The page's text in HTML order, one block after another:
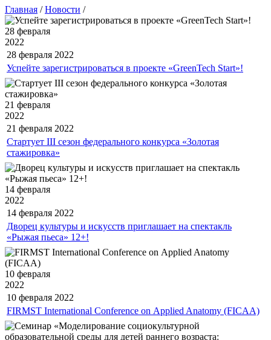
Главная /Новости /
28 февраля
2022
28 февраля 2022
Успейте зарегистрироваться в проекте «GreenTech Start»!
21 февраля
2022
21 февраля 2022
Стартует III сезон федерального конкурса «Золотая
стажировка»
14 февраля
2022
14 февраля 2022
Дворец культуры и искусств приглашает на спектакль
«Рыжая пьеса» 12+!
10 февраля
2022
10 февраля 2022
FIRMST International Conference on Applied Anatomy (FICAA)